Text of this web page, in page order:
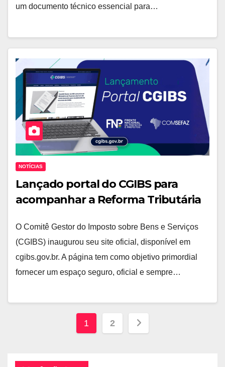
um documento técnico essencial para…
NOTÍCIAS
Lançado portal do CGIBS para
acompanhar a Reforma Tributária
O Comitê Gestor do Imposto sobre Bens e Serviços
(CGIBS) inaugurou seu site oficial, disponível em
cgibs.gov.br. A página tem como objetivo primordial
fornecer um espaço seguro, oficial e sempre…
Paginação
1 2